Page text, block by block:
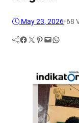
May 23, 2026•68
Facebook Twitter Pinterest Mail WhatsApp